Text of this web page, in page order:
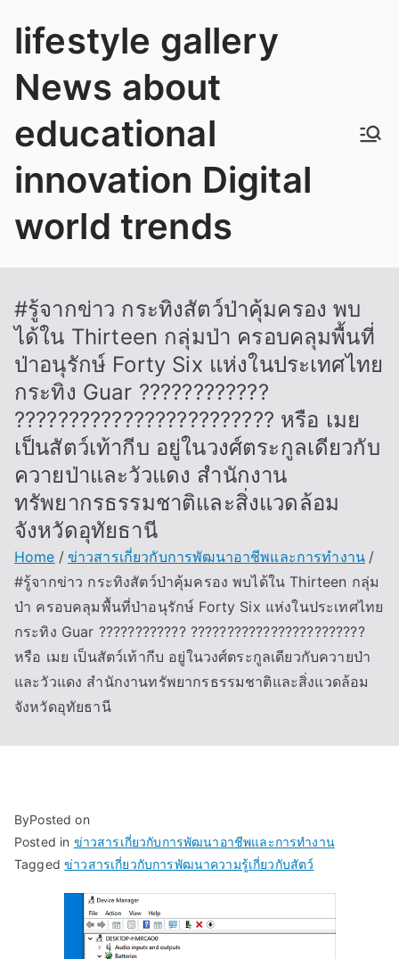
lifestyle gallery
News about
educational
innovation Digital
world trends
#รู้จากข่าว กระทิงสัตว์ป่าคุ้มครอง พบ
ได้ใน Thirteen กลุ่มป่า ครอบคลุมพื้นที่
ป่าอนุรักษ์ Forty Six แห่งในประเทศไทย
กระทิง Guar ????????????
???????????????????????? หรือ เมย
เป็นสัตว์เท้ากีบ อยู่ในวงศ์ตระกูลเดียวกับ
ควายป่าและวัวแดง สำนักงาน
ทรัพยากรธรรมชาติและสิ่งแวดล้อม
จังหวัดอุทัยธานี
Home
ข่าวสารเกี่ยวกับการพัฒนาอาชีพและการทำงาน
#รู้จากข่าว กระทิงสัตว์ป่าคุ้มครอง พบได้ใน Thirteen กลุ่ม
ป่า ครอบคลุมพื้นที่ป่าอนุรักษ์ Forty Six แห่งในประเทศไทย
กระทิง Guar ???????????? ????????????????????????
หรือ เมย เป็นสัตว์เท้ากีบ อยู่ในวงศ์ตระกูลเดียวกับควายป่า
และวัวแดง สำนักงานทรัพยากรธรรมชาติและสิ่งแวดล้อม
จังหวัดอุทัยธานี
ByPosted on
Posted in ข่าวสารเกี่ยวกับการพัฒนาอาชีพและการทำงาน
Taggedข่าวสารเกี่ยวกับการพัฒนาความรู้เกี่ยวกับสัตว์